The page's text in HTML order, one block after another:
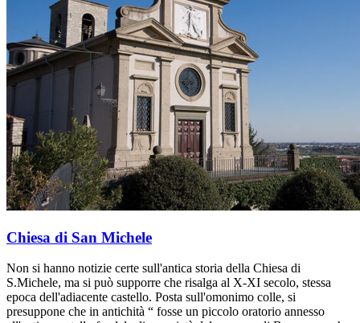
Chiesa di San Michele
Non si hanno notizie certe sull'antica storia della Chiesa di
S.Michele, ma si può supporre che risalga al X-XI secolo, stessa
epoca dell'adiacente castello. Posta sull'omonimo colle, si
presuppone che in antichità “ fosse un piccolo oratorio annesso